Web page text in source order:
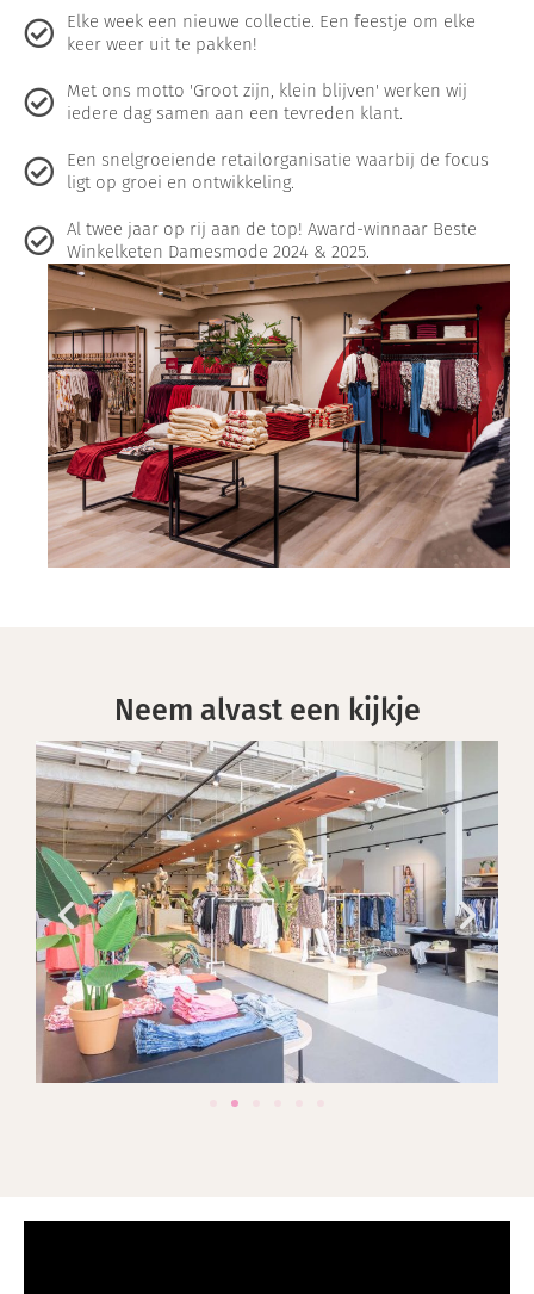
Elke week een nieuwe collectie. Een feestje om elke
keer weer uit te pakken!
Met ons motto 'Groot zijn, klein blijven' werken wij
iedere dag samen aan een tevreden klant.
Een snelgroeiende retailorganisatie waarbij de focus
ligt op groei en ontwikkeling.
Al twee jaar op rij aan de top! Award-winnaar Beste
Winkelketen Damesmode 2024 & 2025.
Neem alvast een kijkje